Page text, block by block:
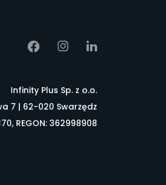
Infinity Plus Sp. z o.o.
7 | 62-020 Swarzędz
REGON: 362998908